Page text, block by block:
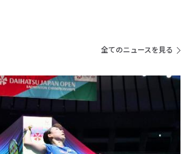
全てのニュースを見る